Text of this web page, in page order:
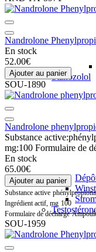
Stanozolol
Nandrolone
En stock
52.00€
Ajouter au panier
SOU-1890
Nandrolone
Substance active:
mg:100 Formulaire de
En stock
65.00€
Ajouter au panier
Substance active
Ingrédient actif, mg 100
Formulaire de décharge
SOU-1959